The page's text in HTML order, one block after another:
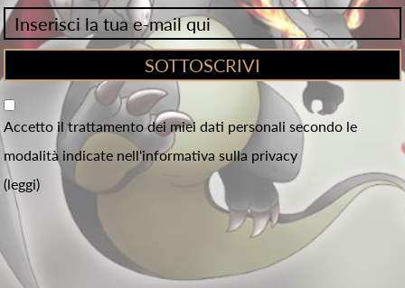
Accetto il trattamento dei miei dati personali secondo le
modalità indicate nell'informativa sulla privacy
(leggi)